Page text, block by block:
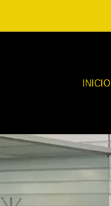
INICIO